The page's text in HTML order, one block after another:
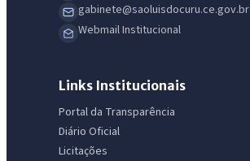
gabinete@saoluisdocuru.ce.gov.br
Webmail Institucional
Links Institucionais
Portal da Transparência
Diário Oficial
Licitações